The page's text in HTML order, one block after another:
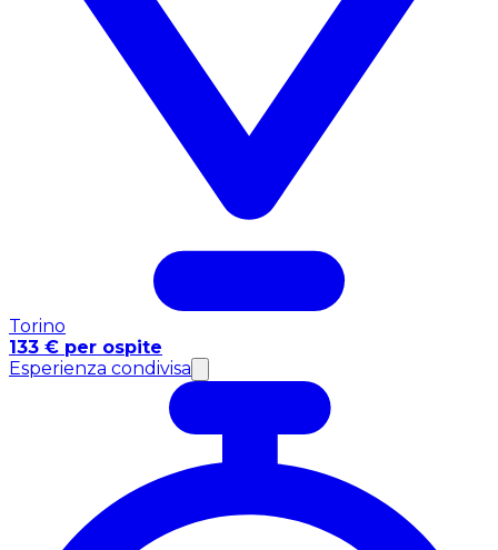
Torino
133 € per ospite
Esperienza condivisa